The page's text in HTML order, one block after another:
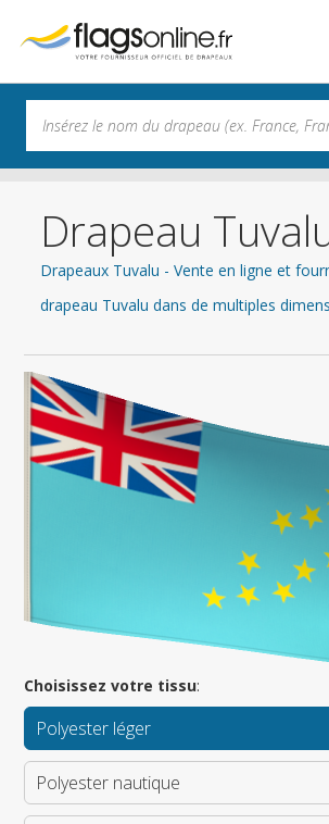
Drapeau
Drapeaux Tuvalu - Vente en ligne et
drapeau Tuvalu dans de multiples
Choisissez votre tissu:
Polyester léger
Polyester nautique